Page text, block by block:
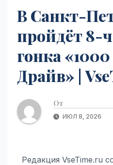
В Санкт-
пройдёт 8-
гонка
Драйв» |
От
ИЮЛ 8, 2026
Редакция VseTime.ru